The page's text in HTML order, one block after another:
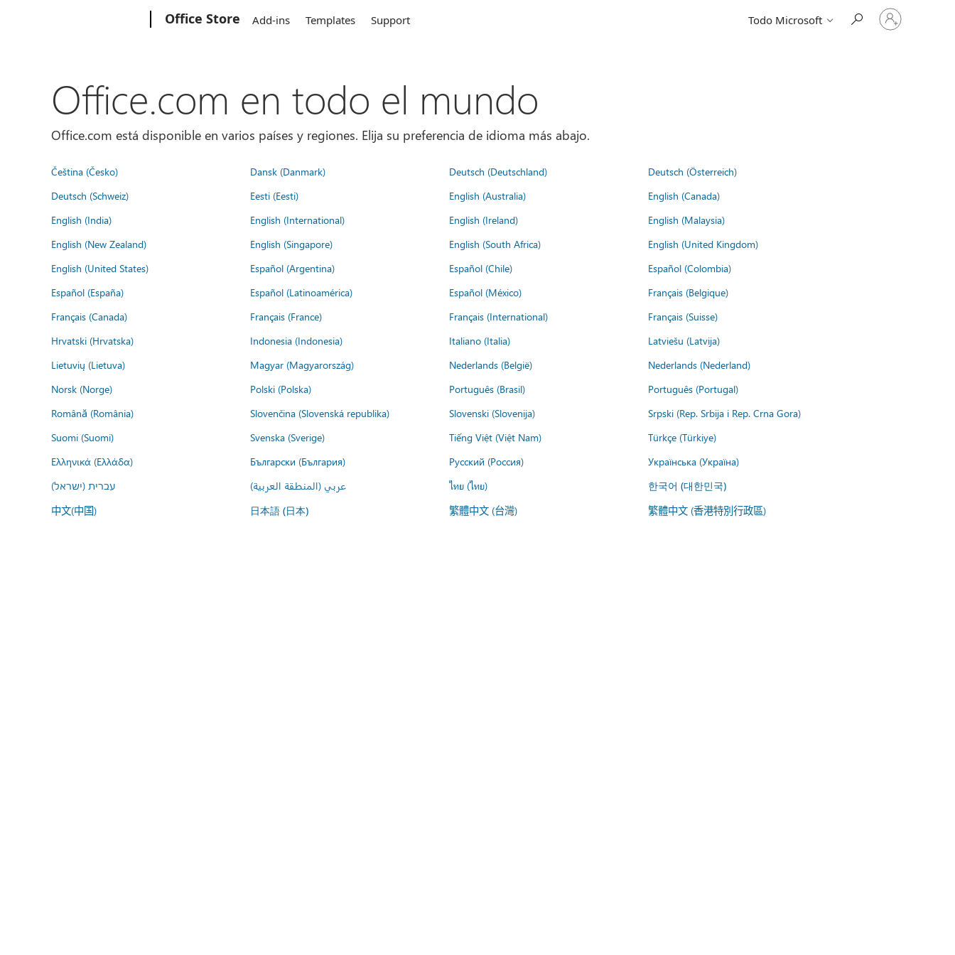
Office Store Add-ins Templates Support Todo Microsoft
Iniciar
sesión
Office.com en todo el mundo
Office.com está disponible en varios países y regiones. Elija su preferencia de idioma más abajo.
Čeština (Česko) Dansk (Danmark) Deutsch (Deutschland)
Deutsch (Österreich)
Deutsch (Schweiz)
Eesti (Eesti) English (Australia)
English (Canada)
English (India)
English (International) English (Ireland)
English (Malaysia)
English (New Zealand)
English (Singapore) English (South Africa)
English (United Kingdom)
English (United States)
Español (Argentina) Español (Chile)
Español (Colombia)
Español (España)
Español (Latinoamérica) Español (México)
Français (Belgique)
Français (Canada)
Français (France) Français (International)
Français (Suisse)
Hrvatski (Hrvatska)
Indonesia (Indonesia) Italiano (Italia)
Latviešu (Latvija)
Lietuvių (Lietuva)
Magyar (Magyarország) Nederlands (België)
Nederlands (Nederland)
Norsk (Norge)
Polski (Polska) Português (Brasil)
Português (Portugal)
Română (România)
Slovenčina (Slovenská republika) Slovenski (Slovenija)
Srpski (Rep. Srbija i Rep. Crna Gora)
Suomi (Suomi)
Svenska (Sverige) Tiếng Việt (Việt Nam)
Türkçe (Türkiye)
Ελληνικά (Ελλάδα)
Български (България) Русский (Россия)
Українська (Україна)
עברית (ישראל)
عربي (المنطقة العربية) ไทย (ไทย) 한국어 (대한민국)
中文(中国) 日本語 (日本) 繁體中文 (台灣) 繁體中文 (香港特別行政區)